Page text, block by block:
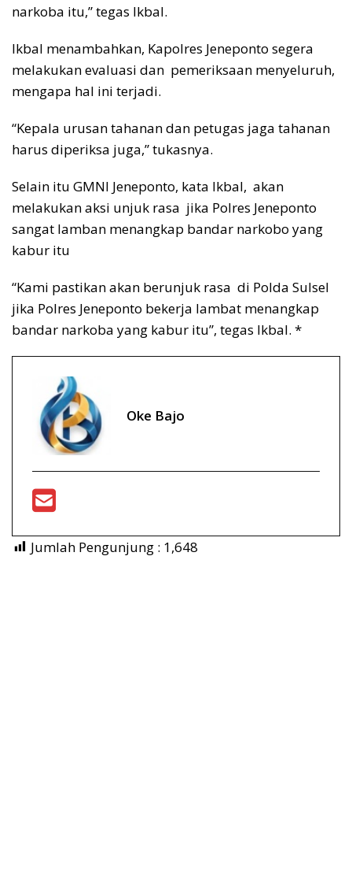
narkoba itu,” tegas Ikbal.
Ikbal menambahkan, Kapolres Jeneponto segera
melakukan evaluasi dan pemeriksaan menyeluruh,
mengapa hal ini terjadi.
“Kepala urusan tahanan dan petugas jaga tahanan
harus diperiksa juga,” tukasnya.
Selain itu GMNI Jeneponto, kata Ikbal, akan
melakukan aksi unjuk rasa jika Polres Jeneponto
sangat lamban menangkap bandar narkobo yang
kabur itu
“Kami pastikan akan berunjuk rasa di Polda Sulsel
jika Polres Jeneponto bekerja lambat menangkap
bandar narkoba yang kabur itu”, tegas Ikbal. *
Oke Bajo
Jumlah Pengunjung : 1,648